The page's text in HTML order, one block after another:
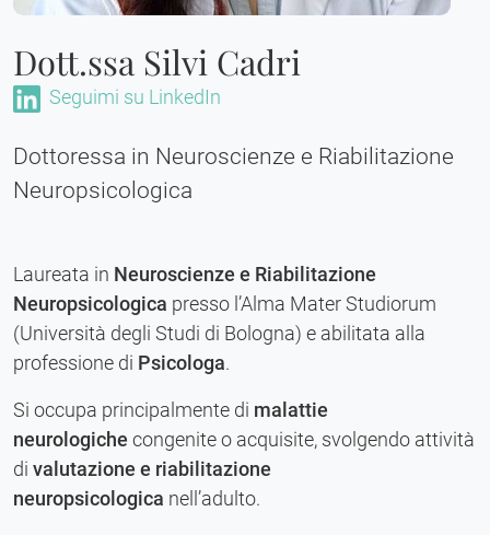
Dott.ssa Silvi Cadri
Seguimi su LinkedIn
Dottoressa in Neuroscienze e Riabilitazione
Neuropsicologica
Laureata in Neuroscienze e Riabilitazione
Neuropsicologica presso l’Alma Mater Studiorum
(Università degli Studi di Bologna) e abilitata alla
professione di Psicologa.
Si occupa principalmente di malattie
neurologiche congenite o acquisite, svolgendo attività
di valutazione e riabilitazione
neuropsicologica nell’adulto.